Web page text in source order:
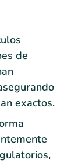
de
exactos.